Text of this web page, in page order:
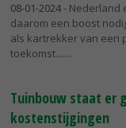
08-01-2024- Nederland
daarom een boost
als kartrekker van een
toekomst....
Tuinbouw staat er
kostenstijgingen